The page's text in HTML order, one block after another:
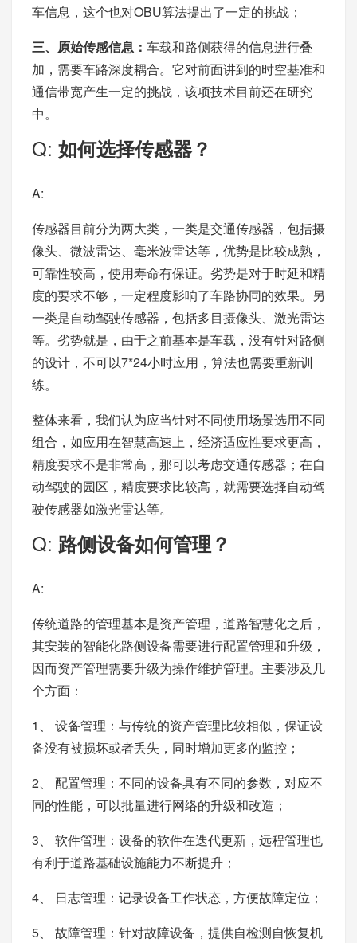
车信息，这个也对OBU算法提出了一定的挑战；
三、原始传感信息： 车载和路侧获得的信息进行叠
加，需要车路深度耦合。它对前面讲到的时空基准和
通信带宽产生一定的挑战，该项技术目前还在研究
中。
Q: 如何选择传感器？
A:
传感器目前分为两大类，一类是交通传感器，包括摄
像头、微波雷达、毫米波雷达等，优势是比较成熟，
可靠性较高，使用寿命有保证。劣势是对于时延和精
度的要求不够，一定程度影响了车路协同的效果。另
一类是自动驾驶传感器，包括多目摄像头、激光雷达
等。劣势就是，由于之前基本是车载，没有针对路侧
的设计，不可以7*24小时应用，算法也需要重新训
练。
整体来看，我们认为应当针对不同使用场景选用不同
组合，如应用在智慧高速上，经济适应性要求更高，
精度要求不是非常高，那可以考虑交通传感器；在自
动驾驶的园区，精度要求比较高，就需要选择自动驾
驶传感器如激光雷达等。
Q: 路侧设备如何管理？
A:
传统道路的管理基本是资产管理，道路智慧化之后，
其安装的智能化路侧设备需要进行配置管理和升级，
因而资产管理需要升级为操作维护管理。主要涉及几
个方面：
1、 设备管理：与传统的资产管理比较相似，保证设
备没有被损坏或者丢失，同时增加更多的监控；
2、 配置管理：不同的设备具有不同的参数，对应不
同的性能，可以批量进行网络的升级和改造；
3、 软件管理：设备的软件在迭代更新，远程管理也
有利于道路基础设施能力不断提升；
4、 日志管理：记录设备工作状态，方便故障定位；
5、 故障管理：针对故障设备，提供自检测自恢复机